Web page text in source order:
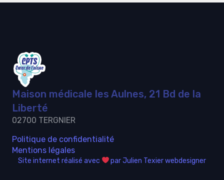
Maison médicale les Aulnes, 21 Bd de la
Liberté
02700 TERGNIER
Politique de confidentialité
Mentions légales
Site internet réalisé avec par Julien Texier webdesigner